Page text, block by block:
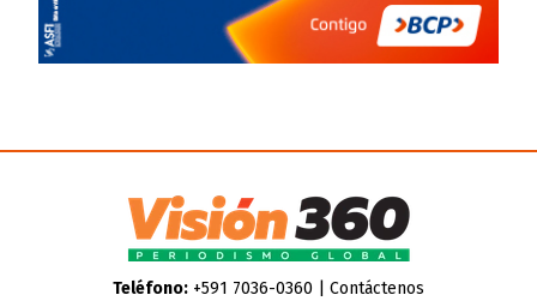
Teléfono:+591 7036-0360 | Contáctenos